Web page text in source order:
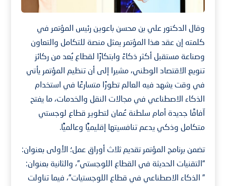
وقال الدكتور علي بن محسن باعوين رئيس المؤتمر في
كلمته إن عقد هذا المؤتمر يمثل منصة للتكامل والتعاون
وصناعة مستقبل أكثر ذكاءً وابتكارًا لقطاع يُعد من ركائز
تنويع الاقتصاد الوطني، مشيرا إلى أن تنظيم المؤتمر يأتي
في وقت يشهد فيه العالم تطورًا متسارعًا في استخدام
الذكاء الاصطناعي في مجالات النقل والخدمات، ما يفتح
آفاقًا جديدة أمام سلطنة عُمان لتطوير قطاع لوجستي
متكامل وذكي يدعم تنافسيتها إقليميًّا وعالميًّا.
تضمن برنامج المؤتمر تقديم ثلاث أوراق عمل؛ الأولى بعنوان:
“التقنيات الحديثة في القطاع اللوجستي”، والثانية بعنوان:
” الذكاء الاصطناعي في قطاع اللوجستيات”، فيما تناولت